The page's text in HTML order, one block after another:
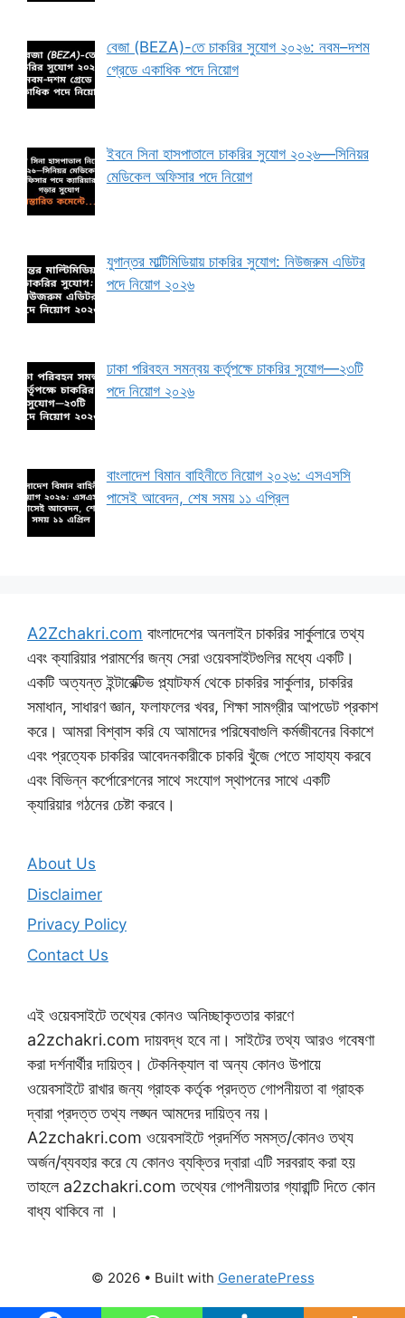
বেজা (BEZA)-তে চাকরির সুযোগ ২০২৬: নবম–দশম
গ্রেডে একাধিক পদে নিয়োগ
ইবনে সিনা হাসপাতালে চাকরির সুযোগ ২০২৬—সিনিয়র
মেডিকেল অফিসার পদে নিয়োগ
যুগান্তর মাল্টিমিডিয়ায় চাকরির সুযোগ: নিউজরুম এডিটর
পদে নিয়োগ ২০২৬
ঢাকা পরিবহন সমন্বয় কর্তৃপক্ষে চাকরির সুযোগ—২৩টি
পদে নিয়োগ ২০২৬
বাংলাদেশ বিমান বাহিনীতে নিয়োগ ২০২৬: এসএসসি
পাসেই আবেদন, শেষ সময় ১১ এপ্রিল
A2Zchakri.com বাংলাদেশের অনলাইন চাকরির সার্কুলারে তথ্য
এবং ক্যারিয়ার পরামর্শের জন্য সেরা ওয়েবসাইটগুলির মধ্যে একটি।
একটি অত্যন্ত ইন্টারেক্টিভ প্ল্যাটফর্ম থেকে চাকরির সার্কুলার, চাকরির
সমাধান, সাধারণ জ্ঞান, ফলাফলের খবর, শিক্ষা সামগ্রীর আপডেট প্রকাশ
করে। আমরা বিশ্বাস করি যে আমাদের পরিষেবাগুলি কর্মজীবনের বিকাশে
এবং প্রত্যেক চাকরির আবেদনকারীকে চাকরি খুঁজে পেতে সাহায্য করবে
এবং বিভিন্ন কর্পোরেশনের সাথে সংযোগ স্থাপনের সাথে একটি
ক্যারিয়ার গঠনের চেষ্টা করবে।
About Us
Disclaimer
Privacy Policy
Contact Us
এই ওয়েবসাইটে তথ্যের কোনও অনিচ্ছাকৃততার কারণে
a2zchakri.com দায়বদ্ধ হবে না। সাইটের তথ্য আরও গবেষণা
করা দর্শনার্থীর দায়িত্ব। টেকনিক্যাল বা অন্য কোনও উপায়ে
ওয়েবসাইটে রাখার জন্য গ্রাহক কর্তৃক প্রদত্ত গোপনীয়তা বা গ্রাহক
দ্বারা প্রদত্ত তথ্য লঙ্ঘন আমদের দায়িত্ব নয়।
A2zchakri.com ওয়েবসাইটে প্রদর্শিত সমস্ত/কোনও তথ্য
অর্জন/ব্যবহার করে যে কোনও ব্যক্তির দ্বারা এটি সরবরাহ করা হয়
তাহলে a2zchakri.com তথ্যের গোপনীয়তার গ্যারান্টি দিতে কোন
বাধ্য থাকিবে না ।
© 2026 • Built with GeneratePress